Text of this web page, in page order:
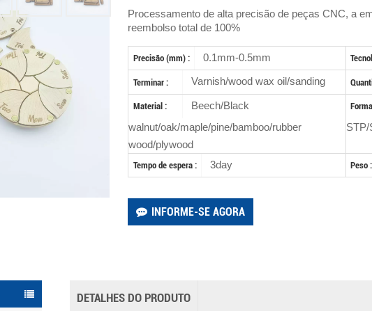
Processamento de alta precisão de peças CNC, a
reembolso total de 100%
Precisão (mm) : 0.1mm-0.5mm
Terminar : Varnish/wood wax oil/sanding
Material :
Beech/Black
walnut/oak/maple/pine/bamboo/rubber
wood/plywood
Tempo de espera : 3day Peso :
INFORME-SE AGORA
DETALHES DO PRODUTO